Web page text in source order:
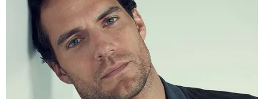
Hlavním rysem takových
večírků je vytvářet něco
společně. Dejte každému kus
papíru a určete čas na pět
minut. Ať si každý kreslí, co